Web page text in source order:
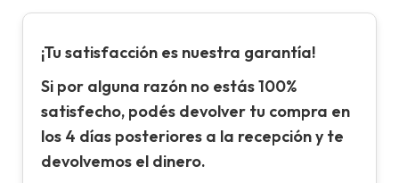
¡Tu satisfacción es nuestra garantía!
Si por alguna razón no estás 100%
satisfecho, podés devolver tu compra en
los 4 días posteriores a la recepción y te
devolvemos el dinero.